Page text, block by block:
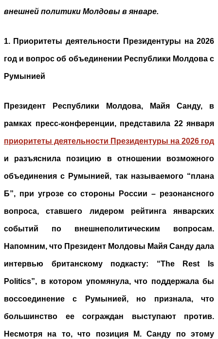
внешней политики Молдовы в январе.
1. Приоритеты деятельности Президентуры на 2026
год и вопрос об объединении Республики Молдова с
Румынией
Президент Республики Молдова, Майя Санду, в
рамках пресс-конференции, представила 22 января
приоритеты деятельности Президентуры на 2026 год
и разъяснила позицию в отношении возможного
объединения с Румынией, так называемого “плана
Б”, при угрозе со стороны России – резонансного
вопроса, ставшего лидером рейтинга январских
событий по внешнеполитическим вопросам.
Напомним, что Президент Молдовы Майя Санду дала
интервью британскому подкасту: “The Rest Is
Politics”, в котором упомянула, что поддержала бы
воссоединение с Румынией, но признала, что
большинство ее сограждан выступают против.
Несмотря на то, что позиция М. Санду по этому